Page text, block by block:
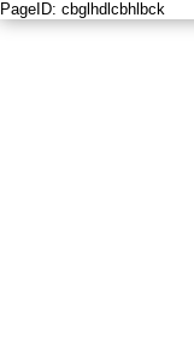
PageID: cbglhdlcbhlbck